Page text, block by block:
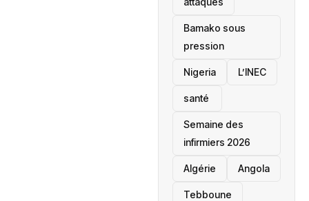
Bamako sous
pression
‎Nigeria L’INEC
santé ‎
Semaine des
infirmiers 2026
‎Algérie Angola
Tebboune